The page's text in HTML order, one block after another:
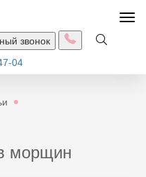
звонок
04
морщин